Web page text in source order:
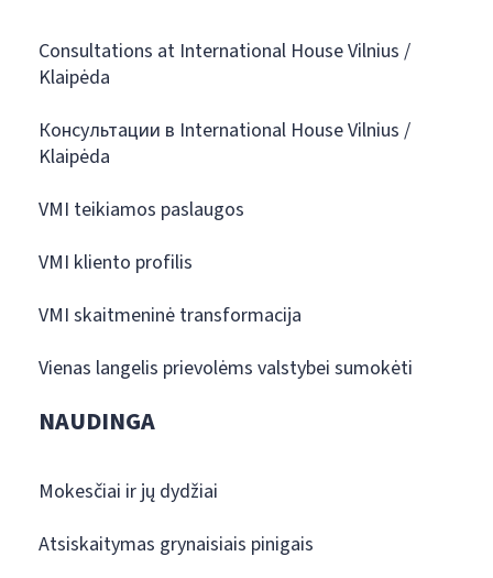
Consultations at International House Vilnius /
Klaipėda
Консультации в International House Vilnius /
Klaipėda
VMI teikiamos paslaugos
VMI kliento profilis
VMI skaitmeninė transformacija
Vienas langelis prievolėms valstybei sumokėti
NAUDINGA
Mokesčiai ir jų dydžiai
Atsiskaitymas grynaisiais pinigais